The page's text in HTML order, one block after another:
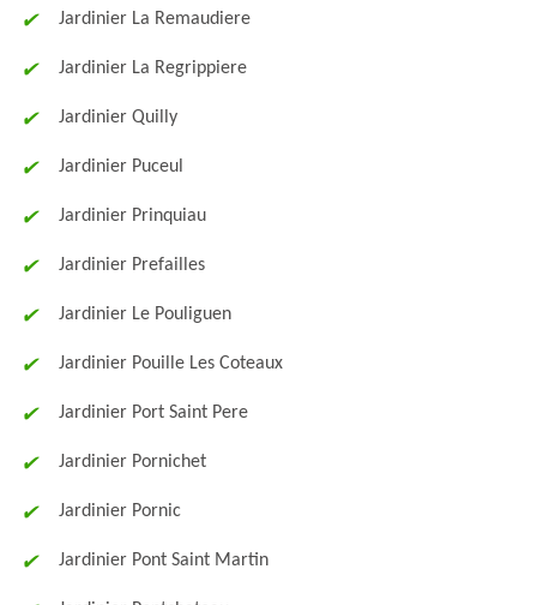
Jardinier La Remaudiere
Jardinier La Regrippiere
Jardinier Quilly
Jardinier Puceul
Jardinier Prinquiau
Jardinier Prefailles
Jardinier Le Pouliguen
Jardinier Pouille Les Coteaux
Jardinier Port Saint Pere
Jardinier Pornichet
Jardinier Pornic
Jardinier Pont Saint Martin